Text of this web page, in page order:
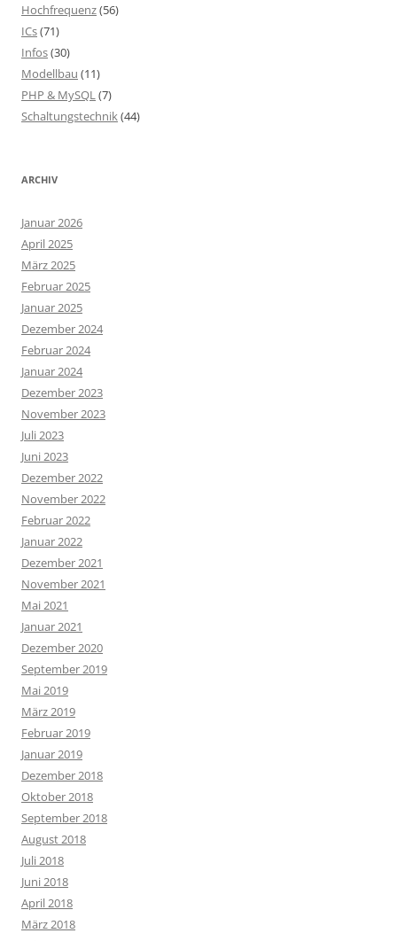
Hochfrequenz(56)
ICs(71)
Infos(30)
Modellbau (11)
PHP & MySQL(7)
Schaltungstechnik(44)
ARCHIV
Januar 2026
April 2025
März 2025
Februar 2025
Januar 2025
Dezember 2024
Februar 2024
Januar 2024
Dezember 2023
November 2023
Juli 2023
Juni 2023
Dezember 2022
November 2022
Februar 2022
Januar 2022
Dezember 2021
November 2021
Mai 2021
Januar 2021
Dezember 2020
September 2019
Mai 2019
März 2019
Februar 2019
Januar 2019
Dezember 2018
Oktober 2018
September 2018
August 2018
Juli 2018
Juni 2018
April 2018
März 2018